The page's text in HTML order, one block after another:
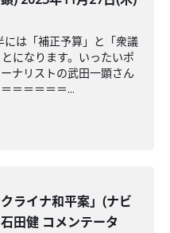
は「補正予算」と「衆議
になります。いったいポ
ナリストの武田一顕さん
＝＝＝＝＝...
クライナ和平案」(ナビ
田健 コメンテータ